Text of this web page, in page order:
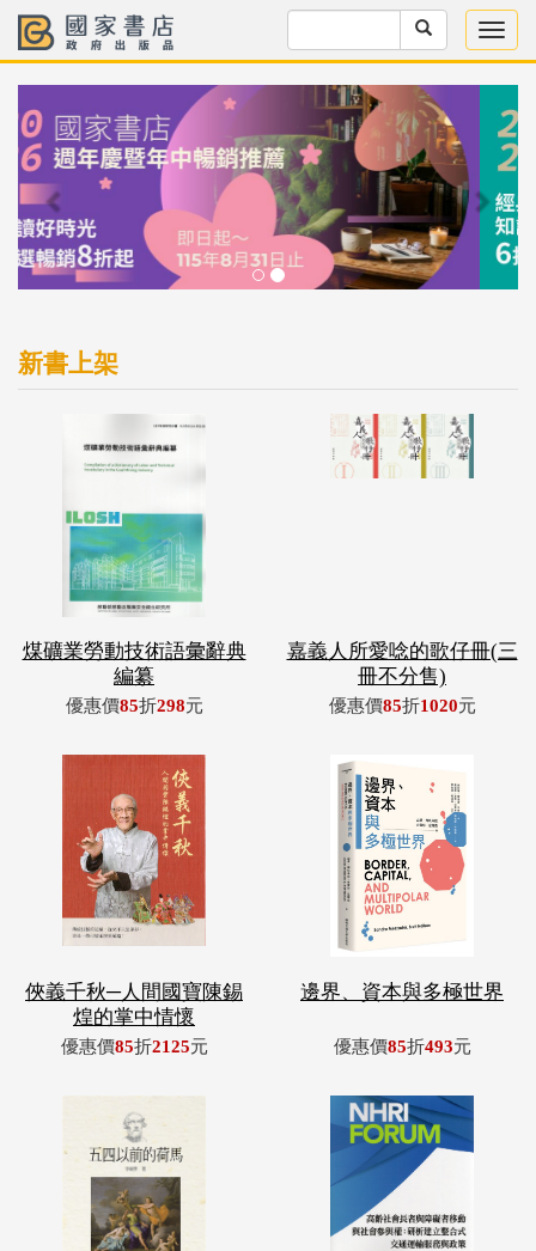
新書上架
煤礦業勞動技術語彙辭典
編纂
優惠價85折298元
嘉義人所愛唸的歌仔冊(三
冊不分售)
優惠價85折1020元
俠義千秋─人間國寶陳錫
煌的掌中情懷
優惠價85折2125元
邊界、資本與多極世界
優惠價85折493元